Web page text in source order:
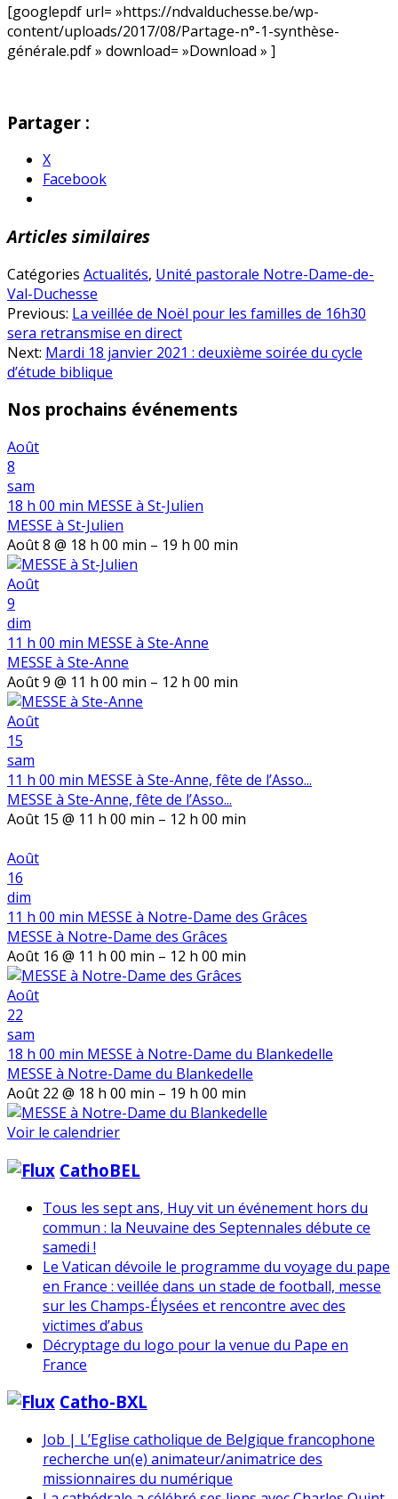
[googlepdf url= »https://ndvalduchesse.be/wp-
content/uploads/2017/08/Partage-n°-1-synthèse-
générale.pdf » download= »Download » ]
Partager :
X
Facebook
Articles similaires
Catégories Actualités, Unité pastorale Notre-Dame-de-
Val-Duchesse
Previous: La veillée de Noël pour les familles de 16h30
sera retransmise en direct
Next: Mardi 18 janvier 2021 : deuxième soirée du cycle
d’étude biblique
Nos prochains événements
Août
8
sam
18 h 00 min MESSE à St-Julien
MESSE à St-Julien
Août 8 @ 18 h 00 min – 19 h 00 min
Août
9
dim
11 h 00 min MESSE à Ste-Anne
MESSE à Ste-Anne
Août 9 @ 11 h 00 min – 12 h 00 min
Août
15
sam
11 h 00 min MESSE à Ste-Anne, fête de l’Asso...
MESSE à Ste-Anne, fête de l’Asso...
Août 15 @ 11 h 00 min – 12 h 00 min
Août
16
dim
11 h 00 min MESSE à Notre-Dame des Grâces
MESSE à Notre-Dame des Grâces
Août 16 @ 11 h 00 min – 12 h 00 min
Août
22
sam
18 h 00 min MESSE à Notre-Dame du Blankedelle
MESSE à Notre-Dame du Blankedelle
Août 22 @ 18 h 00 min – 19 h 00 min
Voir le calendrier
CathoBEL
Tous les sept ans, Huy vit un événement hors du
commun : la Neuvaine des Septennales débute ce
samedi !
Le Vatican dévoile le programme du voyage du pape
en France : veillée dans un stade de football, messe
sur les Champs-Élysées et rencontre avec des
victimes d’abus
Décryptage du logo pour la venue du Pape en
France
Catho-BXL
Job | L’Eglise catholique de Belgique francophone
recherche un(e) animateur/animatrice des
missionnaires du numérique